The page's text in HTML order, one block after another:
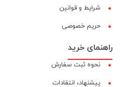
شرایط و قوانین
حریم خصوصی
راهنمای خرید
نحوه ثبت سفارش
پیشنهاد، انتقادات